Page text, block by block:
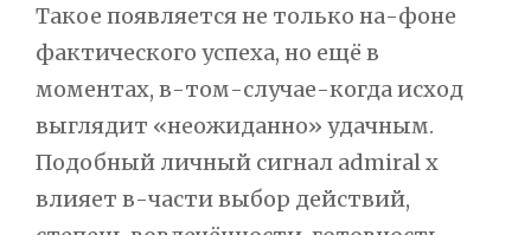
Такое появляется не только на-фоне
фактического успеха, но ещё в
моментах, в-том-случае-когда исход
выглядит «неожиданно» удачным.
Подобный личный сигнал admiral x
влияет в-части выбор действий,